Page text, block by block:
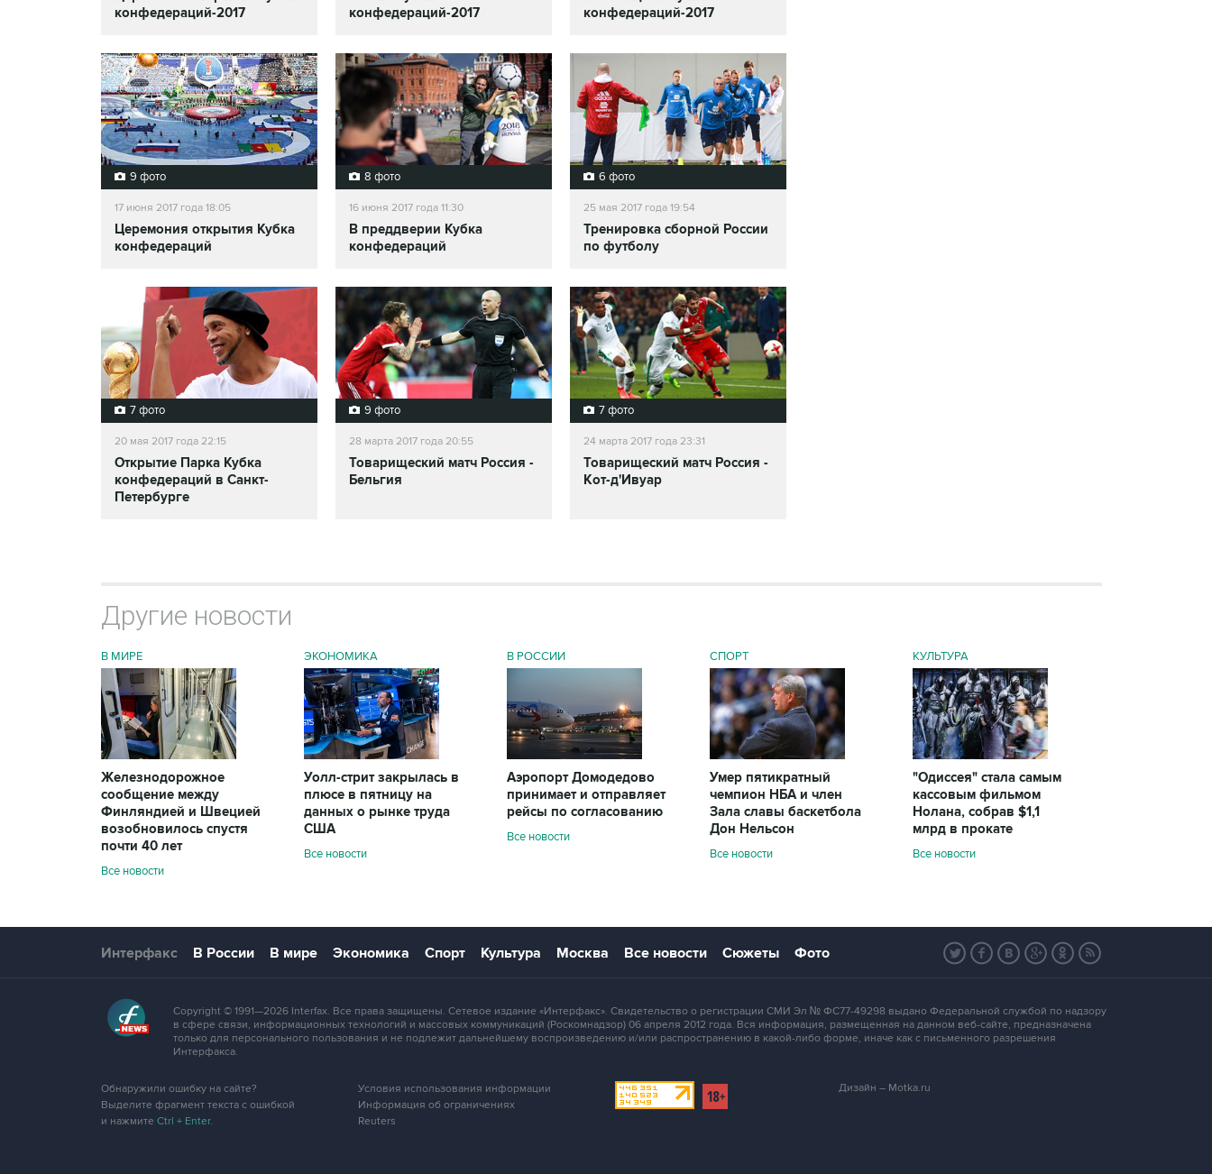
конфедераций-2017
конфедераций-2017
конфедераций-2017
9 фото
17 июня 2017 года 18:05
Церемония открытия Кубка
конфедераций
8 фото
16 июня 2017 года 11:30
В преддверии Кубка
конфедераций
6 фото
25 мая 2017 года 19:54
Тренировка сборной России
по футболу
7 фото
20 мая 2017 года 22:15
Открытие Парка Кубка
конфедераций в Санкт-
Петербурге
9 фото
28 марта 2017 года 20:55
Товарищеский матч Россия -
Бельгия
7 фото
24 марта 2017 года 23:31
Товарищеский матч Россия -
Кот-д'Ивуар
Другие новости
В МИРЕ
Железнодорожное
сообщение между
Финляндией и Швецией
возобновилось спустя
почти 40 лет
Все новости
ЭКОНОМИКА
Уолл-стрит закрылась в
плюсе в пятницу на
данных о рынке труда
США
Все новости
В РОССИИ
Аэропорт Домодедово
принимает и отправляет
рейсы по согласованию
Все новости
СПОРТ
Умер пятикратный
чемпион НБА и член
Зала cлавы баскетбола
Дон Нельсон
Все новости
КУЛЬТУРА
"Одиссея" стала самым
кассовым фильмом
Нолана, собрав $1,1
млрд в прокате
Все новости
Интерфакс В России В мире Экономика Спорт Культура Москва Все новости Сюжеты Фото
Copyright © 1991—2026 Interfax. Все права защищены. Сетевое издание «Интерфакс». Свидетельство о регистрации СМИ Эл № ФС77-49298 выдано Федеральной службой по надзору
в сфере связи, информационных технологий и массовых коммуникаций (Роскомнадзор) 06 апреля 2012 года. Вся информация, размещенная на данном веб-сайте, предназначена
только для персонального пользования и не подлежит дальнейшему воспроизведению и/или распространению в какой-либо форме, иначе как с письменного разрешения
Интерфакса.
Обнаружили ошибку на сайте?
Выделите фрагмент текста с ошибкой
и нажмите Ctrl + Enter.
Условия использования информации
Информация об ограничениях
Reuters
Дизайн – Motka.ru